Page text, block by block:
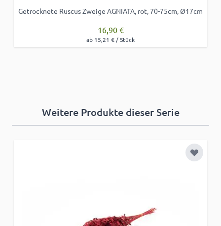
Getrocknete Ruscus Zweige AGNIATA, rot, 70-75cm, Ø17cm
16,90 €
ab 15,21 € / Stück
Weitere Produkte dieser Serie
Zur